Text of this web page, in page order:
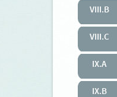
VIII.B
VIII.C
IX.A
IX.B